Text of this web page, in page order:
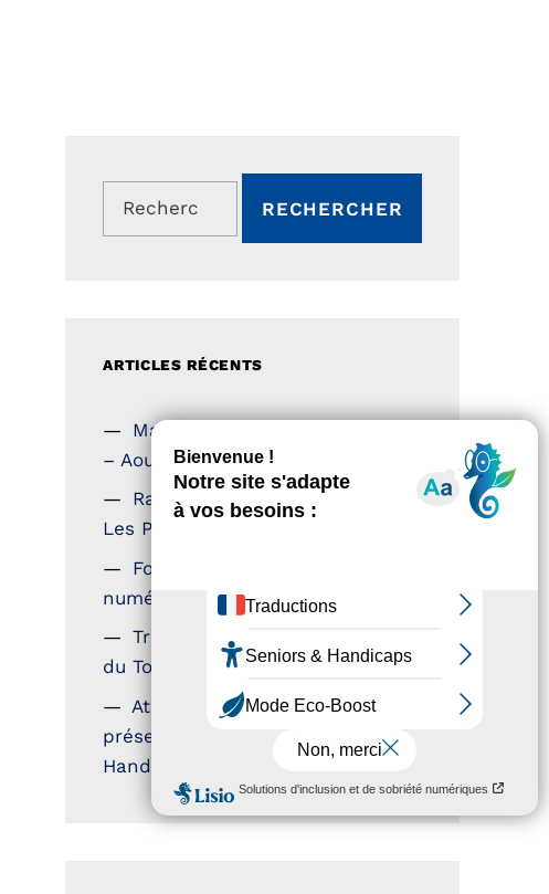
Rechercher :
ARTICLES RÉCENTS
Magazine Tourisme Accessible
– Aout 2026
Rallye Aicha des Gazelles –
Les Petillantes
Formation Communication
numérique
Trophées Horizons – Acteurs
du Tourisme Durable
Atout France – flyer
présentation label Tourisme &
Handicap